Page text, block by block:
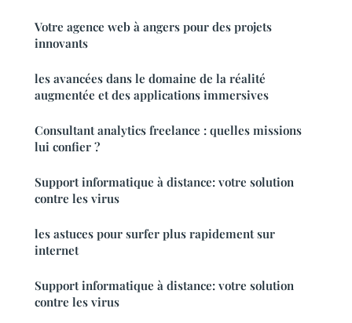
Votre agence web à angers pour des projets
innovants
les avancées dans le domaine de la réalité
augmentée et des applications immersives
Consultant analytics freelance : quelles missions
lui confier ?
Support informatique à distance: votre solution
contre les virus
les astuces pour surfer plus rapidement sur
internet
Support informatique à distance: votre solution
contre les virus